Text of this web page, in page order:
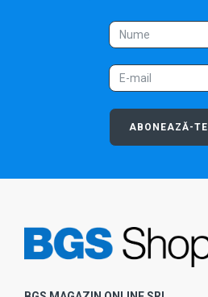
ABONEAZĂ-TE